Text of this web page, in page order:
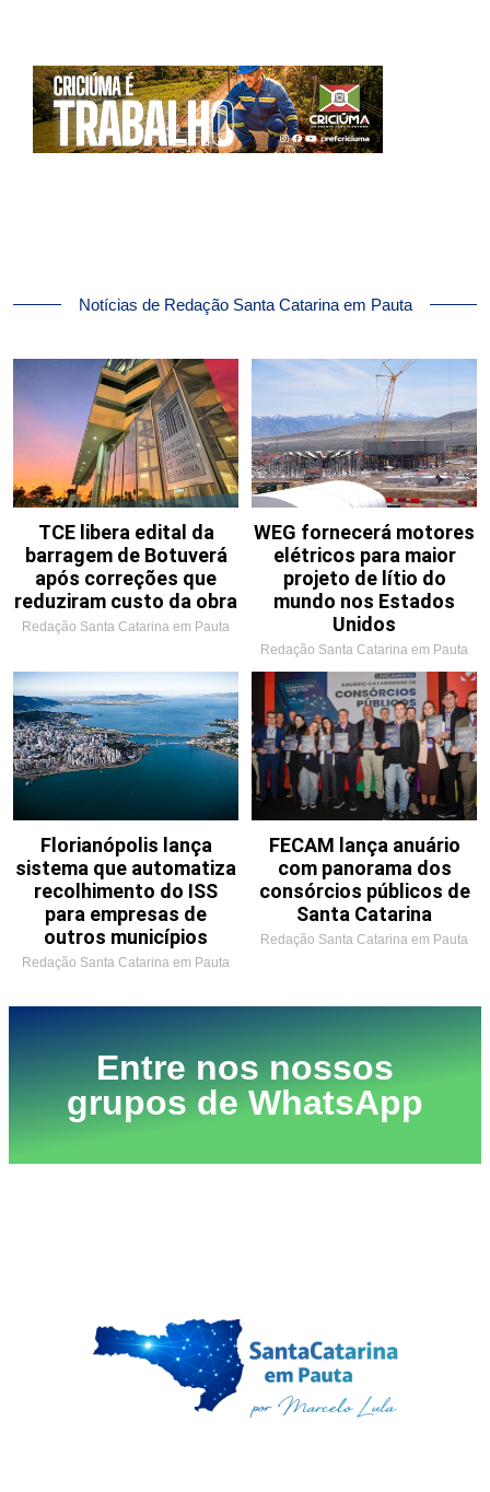
Notícias de Redação Santa Catarina em Pauta
TCE libera edital da
barragem de Botuverá
após correções que
reduziram custo da obra
Redação Santa Catarina em Pauta
WEG fornecerá motores
elétricos para maior
projeto de lítio do
mundo nos Estados
Unidos
Redação Santa Catarina em Pauta
Florianópolis lança
sistema que automatiza
recolhimento do ISS
para empresas de
outros municípios
Redação Santa Catarina em Pauta
FECAM lança anuário
com panorama dos
consórcios públicos de
Santa Catarina
Redação Santa Catarina em Pauta
Entre nos nossos
grupos de WhatsApp